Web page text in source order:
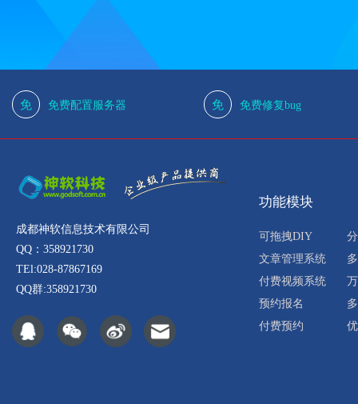
免 免费配置服务器 免 免费修复bug
成都神软信息技术有限公司
QQ：358921730
TEl:028-87867169
QQ群:358921730
功能模块
可拖拽DIY
文章管理系统
付费视频系统
预约报名
付费预约